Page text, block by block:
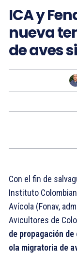
ICA y
nueva
de aves
Con el fin de
Instituto
Avícola (Fonav,
Avicultores de
de propagación
ola migratoria de